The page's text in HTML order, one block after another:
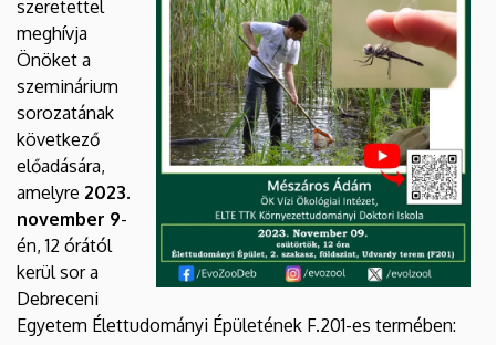
szeretettel
meghívja
Önöket a
szeminárium
sorozatának
következő
előadására,
amelyre 2023.
november 9-
én, 12 órától
kerül sor a
Debreceni
Egyetem Élettudományi Épületének F.201-es termében: